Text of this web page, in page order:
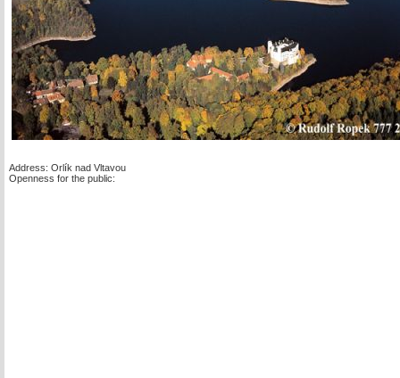
Address: Orlík nad Vltavou
Openness for the public: